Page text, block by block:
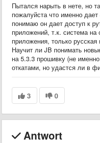
Пытался нарыть в нете, но
пожалуйста что именно
понимаю он дает доступ к
приложений, т.к. система на
приложения, только
Научит ли JB понимать
на 5.3.3 прошивку (не
откатами, но удастся ли в
3 0
Antwort